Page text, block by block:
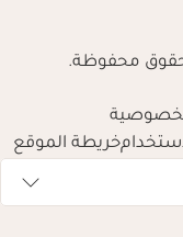
محفوظة.
خريطة الموقع